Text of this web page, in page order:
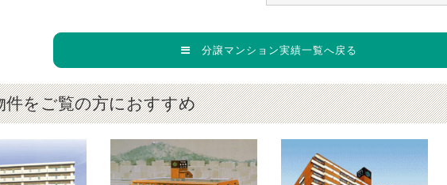
分譲マンション実績一覧へ戻る
件をご覧の方におすすめ